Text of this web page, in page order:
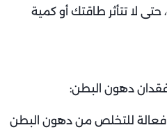
حتى لا تتأثر طاقتك أو كمية
دهون البطن:
من 7 نصائح فعالة للتخلص من دهون البطن